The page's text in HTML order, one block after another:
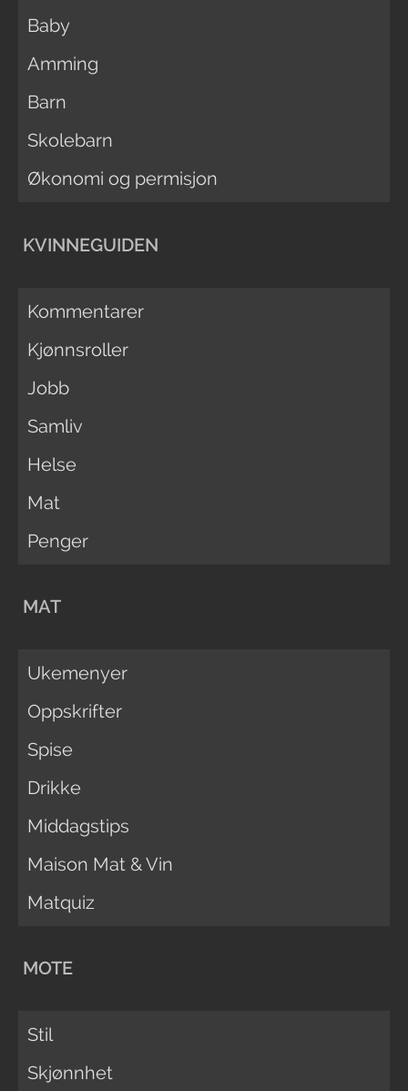
Baby
Amming
Barn
Skolebarn
Økonomi og permisjon
KVINNEGUIDEN
Kommentarer
Kjønnsroller
Jobb
Samliv
Helse
Mat
Penger
MAT
Ukemenyer
Oppskrifter
Spise
Drikke
Middagstips
Maison Mat & Vin
Matquiz
MOTE
Stil
Skjønnhet